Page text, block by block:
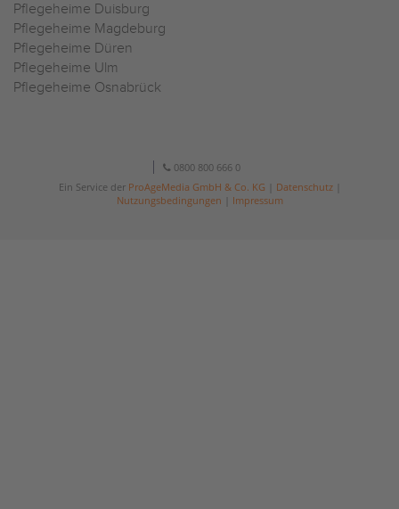
Pflegeheime Duisburg
Pflegeheime Magdeburg
Pflegeheime Düren
Pflegeheime Ulm
Pflegeheime Osnabrück
0800 800 666 0
Ein Service der ProAgeMedia GmbH & Co. KG Datenschutz|
Nutzungsbedingungen
Impressum